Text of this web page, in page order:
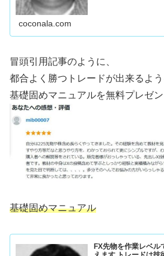
coconala.com
冒頭引用記事のように、
都合よく勝つトレードが出来るよう
基礎固めマニュアルを無料プレゼン
基礎固めマニュアル
FX先物を作業レベル